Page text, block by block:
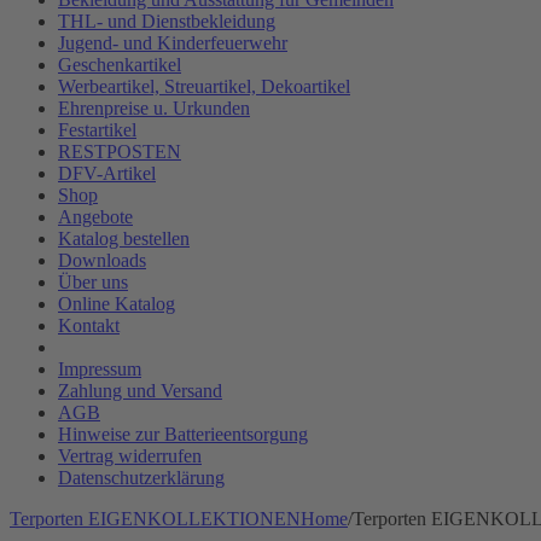
THL- und Dienstbekleidung
Jugend- und Kinderfeuerwehr
Geschenkartikel
Werbeartikel, Streuartikel, Dekoartikel
Ehrenpreise u. Urkunden
Festartikel
RESTPOSTEN
DFV-Artikel
Shop
Angebote
Katalog bestellen
Downloads
Über uns
Online Katalog
Kontakt
Impressum
Zahlung und Versand
AGB
Hinweise zur Batterieentsorgung
Vertrag widerrufen
Datenschutzerklärung
Terporten EIGENKOLLEKTIONENHome/Terporten